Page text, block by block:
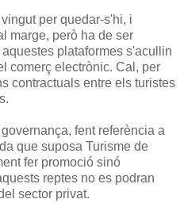
per quedar-s'hi, i
marge, però ha de ser
plataformes s'acullin
comerç electrònic. Cal, per
contractuals entre els turistes
fent referència a
que suposa Turisme de
fer promoció sinó
reptes no es podran
sector privat.